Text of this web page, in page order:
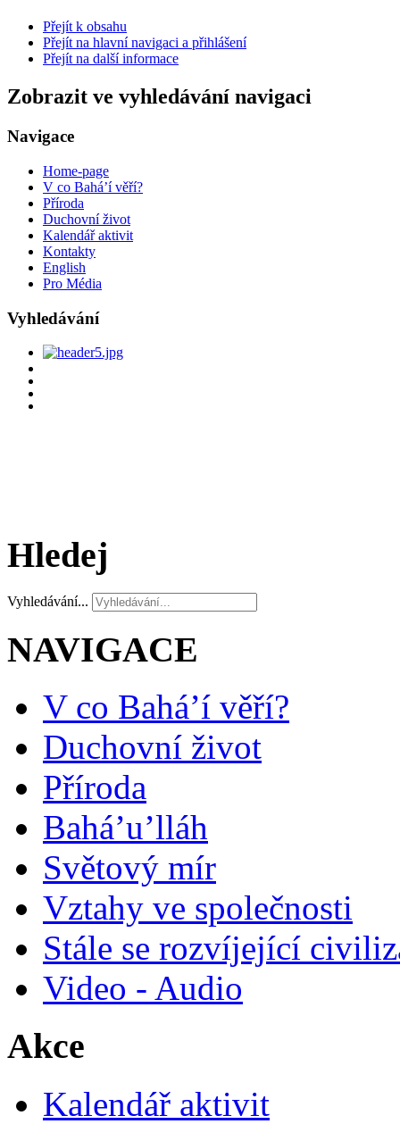
Přejít k obsahu
Přejít na hlavní navigaci a přihlášení
Přejít na další informace
Zobrazit ve vyhledávání navigaci
Navigace
Home-page
V co Bahá’í věří?
Příroda
Duchovní život
Kalendář aktivit
Kontakty
English
Pro Média
Vyhledávání
Hledej
Vyhledávání...
NAVIGACE
V co Bahá’í věří?
Duchovní život
Příroda
Bahá’u’lláh
Světový mír
Vztahy ve společnosti
Stále se rozvíjející
Video - Audio
Akce
Kalendář aktivit